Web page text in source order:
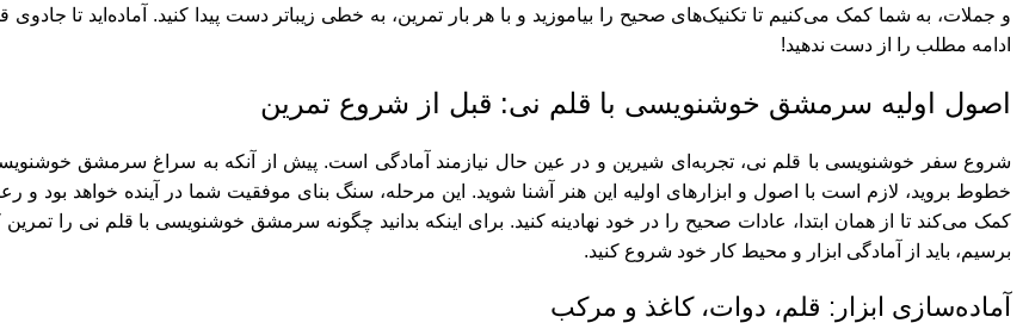
و جملات، به شما کمک می‌کنیم تا تکنیک‌های صحیح را بیاموزید و با هر بار تمرین، به خطی زیباتر دست پیدا کنید. آماده‌اید تا
ادامه مطلب را از دست ندهید!
اصول اولیه سرمشق خوشنویسی با قلم نی: قبل از شروع تمرین
شروع سفر خوشنویسی با قلم نی، تجربه‌ای شیرین و در عین حال نیازمند آمادگی است. پیش از آنکه به سراغ سرمشق
خطوط بروید، لازم است با اصول و ابزارهای اولیه این هنر آشنا شوید. این مرحله، سنگ بنای موفقیت شما در آینده خواهد بود و
کمک می‌کند تا از همان ابتدا، عادات صحیح را در خود نهادینه کنید. برای اینکه بدانید چگونه سرمشق خوشنویسی با قلم نی را تمرین
برسیم، باید از آمادگی ابزار و محیط کار خود شروع کنید.
آماده‌سازی ابزار: قلم، دوات، کاغذ و مرکب